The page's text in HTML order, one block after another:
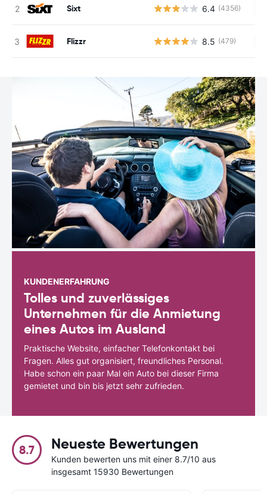
Sixt 6.4 (4356)
Flizzr 8.5 (479)
KUNDENERFAHRUNG
Tolles und zuverlässiges
Unternehmen für die Anmietung
eines Autos im Ausland
Praktische Website, einfacher Telefonkontakt bei
Fragen. Alles gut organisiert, freundliches Personal.
Habe schon ein paar Mal ein Auto bei dieser Firma
gemietet und bin bis jetzt sehr zufrieden.
8.7 Neueste Bewertungen
Kunden bewerten uns mit einer 8.7/10 aus
insgesamt 15930 Bewertungen